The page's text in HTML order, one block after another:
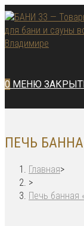
Перейти
к
содержимому
0 МЕНЮ
ПЕЧЬ
Главная>
>
Печь банная